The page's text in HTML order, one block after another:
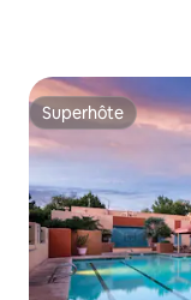
Superhôte
Superhôte